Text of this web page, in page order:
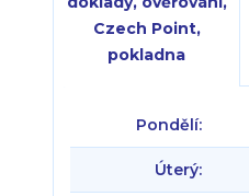
Czech Point,
pokladna
Pondělí:
Úterý: